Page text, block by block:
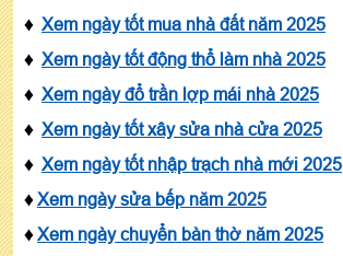
♦ Xem ngày tốt mua nhà đất năm 2025
♦ Xem ngày tốt động thổ làm nhà 2025
♦ Xem ngày đổ trần lợp mái nhà 2025
♦ Xem ngày tốt xây sửa nhà cửa 2025
♦ Xem ngày tốt nhập trạch nhà mới 2025
♦Xem ngày sửa bếp năm 2025
♦Xem ngày chuyển bàn thờ năm 2025